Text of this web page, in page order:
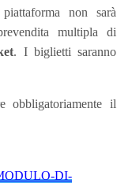
non sarà
multipla di
. I biglietti saranno
obbligatoriamente il
DI-